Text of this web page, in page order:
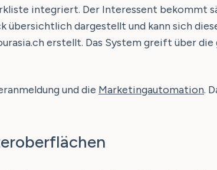
integriert. Der Interessent bekommt
dargestellt und kann sich
erstellt. Das System greift über
und die Marketingautomation.